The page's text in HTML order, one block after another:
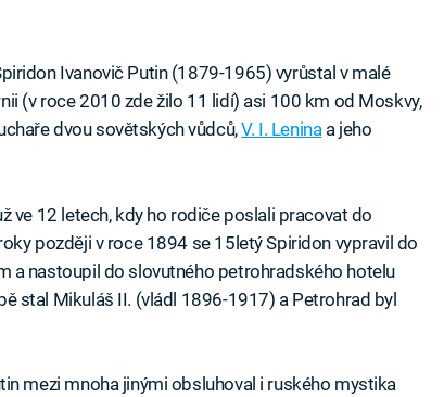
Ivanovič Putin (1879-1965) vyrůstal v malé
(v roce 2010 zde žilo 11 lidí) asi 100 km od Moskvy,
dvou sovětských vůdců,V. I. Leninaa jeho
ve 12 letech, kdy ho rodiče poslali pracovat do
později v roce 1894 se 15letý Spiridon vypravil do
a nastoupil do slovutného petrohradského hotelu
stal Mikuláš II. (vládl 1896-1917) a Petrohrad byl
mezi mnoha jinými obsluhoval i ruského mystika